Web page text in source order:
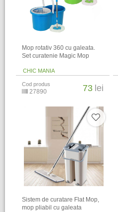
Mop rotativ 360 cu galeata.
Set curatenie Magic Mop
CHIC MANIA
Cod produs
27890 73 lei
Sistem de curatare Flat Mop,
mop pliabil cu galeata